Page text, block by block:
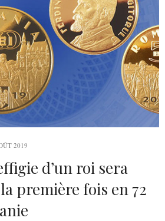
2019
d’un roi sera
première fois en 72